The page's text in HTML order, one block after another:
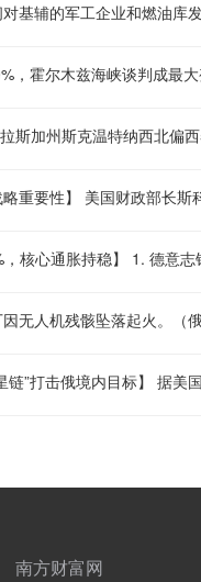
基辅的军工企业和燃油库
，霍尔木兹海峡谈判成最
无人机残骸坠落起火。（
南方财富网